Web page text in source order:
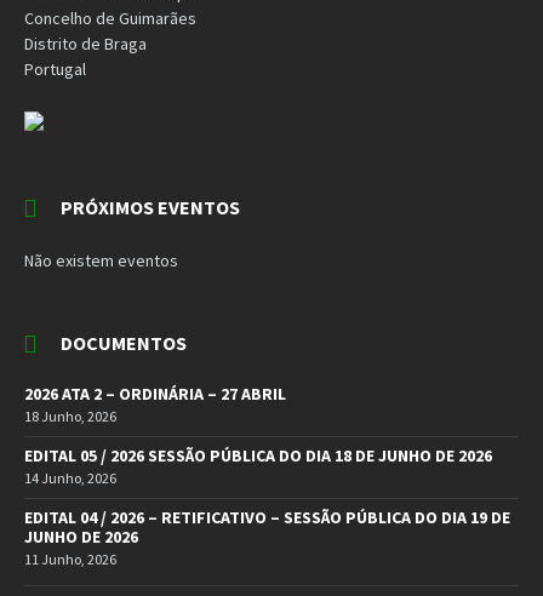
Concelho de Guimarães
Distrito de Braga
Portugal
PRÓXIMOS EVENTOS
Não existem eventos
DOCUMENTOS
2026 ATA 2 – ORDINÁRIA – 27 ABRIL
18 Junho, 2026
EDITAL 05 / 2026 SESSÃO PÚBLICA DO DIA 18 DE JUNHO DE 2026
14 Junho, 2026
EDITAL 04 / 2026 – RETIFICATIVO – SESSÃO PÚBLICA DO DIA 19 DE
JUNHO DE 2026
11 Junho, 2026